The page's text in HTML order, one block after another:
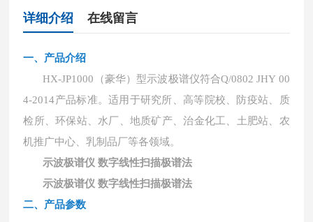
详细介绍 在线留言
一、 产品介绍
HX-JP1000（豪华）型示波极谱仪符合Q/0802 JHY 00
4-2014产品标准。适用于研究所、高等院校、防疫站、质
检所、环保站、水厂、地质矿产、治金化工、土肥站、农
机推广中心、乳制品厂等各领域。
示波极谱仪 数字线性扫描极谱法
示波极谱仪 数字线性扫描极谱法
二、产品参数